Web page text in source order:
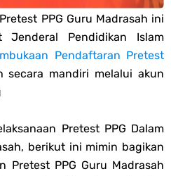
2025
Refleksi Modul Pedagogik Fiqih
2025
PPG 2025
PPG Guru Madrasah ini
Jenderal Pendidikan Islam
Pendaftaran Pretest
secara mandiri melalui akun
Pretest PPG Dalam
berikut ini mimin bagikan
Pretest PPG Guru Madrasah